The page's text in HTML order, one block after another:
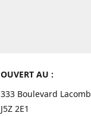
OUVERT AU :
333 Boulevard
J5Z 2E1